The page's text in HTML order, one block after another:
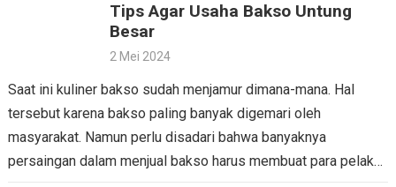
Tips Agar Usaha Bakso Untung
Besar
2 Mei 2024
Saat ini kuliner bakso sudah menjamur dimana-mana. Hal
tersebut karena bakso paling banyak digemari oleh
masyarakat. Namun perlu disadari bahwa banyaknya
persaingan dalam menjual bakso harus membuat para pelaku